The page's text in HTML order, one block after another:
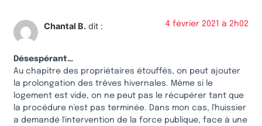
Chantal B. dit : 4 février 2021 à 2h02
Désespérant…
Au chapitre des propriétaires étouffés, on peut ajouter
la prolongation des trêves hivernales. Même si le
logement est vide, on ne peut pas le récupérer tant que
la procédure n'est pas terminée. Dans mon cas, l'huissier
a demandé l'intervention de la force publique, face à une